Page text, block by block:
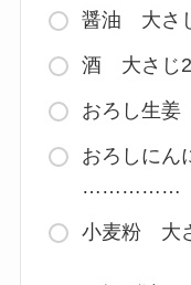
醤油 大さ
酒 大さじ2
おろし生
おろしに
……………
小麦粉 大